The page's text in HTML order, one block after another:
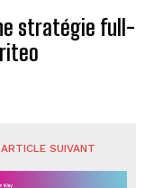
stratégie full-
ARTICLE SUIVANT